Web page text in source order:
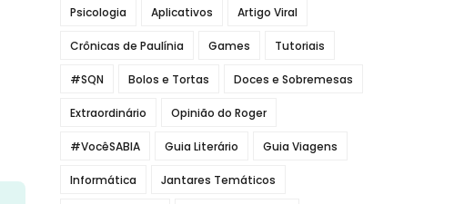
Psicologia Aplicativos Artigo Viral
Crônicas de Paulínia Games Tutoriais
#SQN Bolos e Tortas Doces e Sobremesas
Extraordinário Opinião do Roger
#VocêSABIA Guia Literário Guia Viagens
Informática Jantares Temáticos